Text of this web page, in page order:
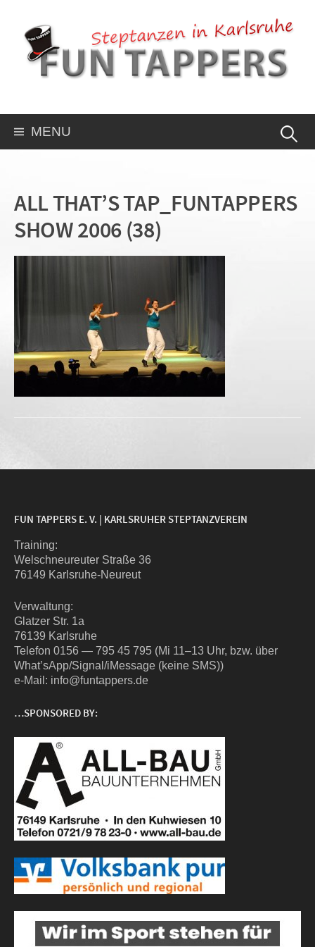
MENU
ALL THAT’S TAP_FUNTAPPERS
SHOW 2006 (38)
FUN TAPPERS E. V. | KARLSRUHER STEPTANZVEREIN
Trai­ning:
Wel­sch­neu­reu­ter Stra­ße 36
76149 Karlsruhe-Neureut
Ver­wal­tung:
Glat­zer Str. 1a
76139 Karlsruhe
Tele­fon 0156 — 795 45 795 (Mi 11–13 Uhr, bzw. über
What’sApp/Signal/iMessage (kei­ne SMS))
e‑Mail: info@funtappers.de
…SPONSORED BY: